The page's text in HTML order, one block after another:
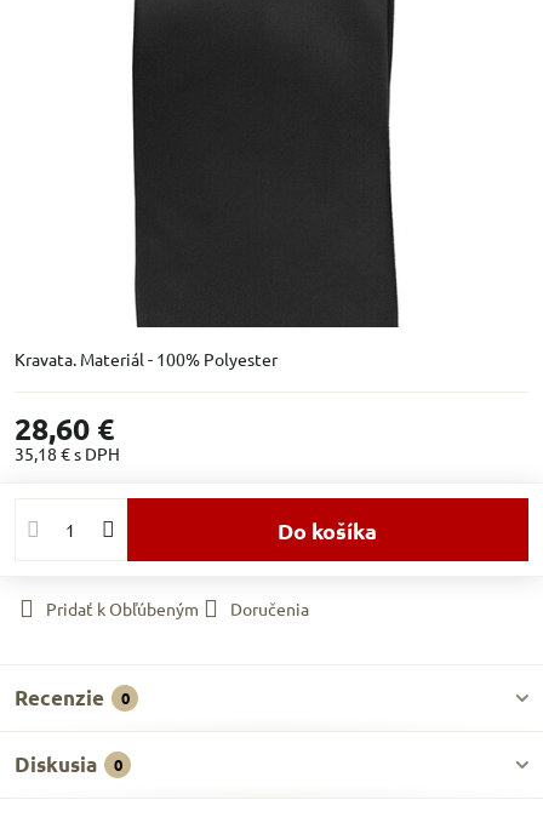
Kravata. Materiál - 100% Polyester
28,60 €
35,18 €s DPH
Do košíka
Pridať k Obľúbeným Doručenia
Recenzie 0
Diskusia 0